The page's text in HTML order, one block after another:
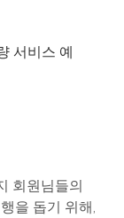
서비스 예
회원님들의
을 돕기 위해,